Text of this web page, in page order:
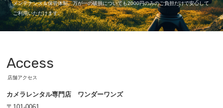
メンテナンス＆保管体制。万が一の破損についても2000円のみのご負担だけで安心して
ご利用いただけます。
Access
店舗アクセス
カメラレンタル専門店 ワンダーワンズ